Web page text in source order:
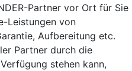
Partner vor Ort für Sie
Leistungen von
Aufbereitung etc.
Partner durch die
stehen kann,